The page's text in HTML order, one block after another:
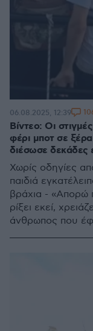
Βίντεο: Οι
φέρι μποτ σε
διέσωσε δεκάδες
Χωρίς οδηγίες
παιδιά
βράχια - «Απορώ
ρίξει εκεί,
άνθρωπος που
06.08.2025, 12:39